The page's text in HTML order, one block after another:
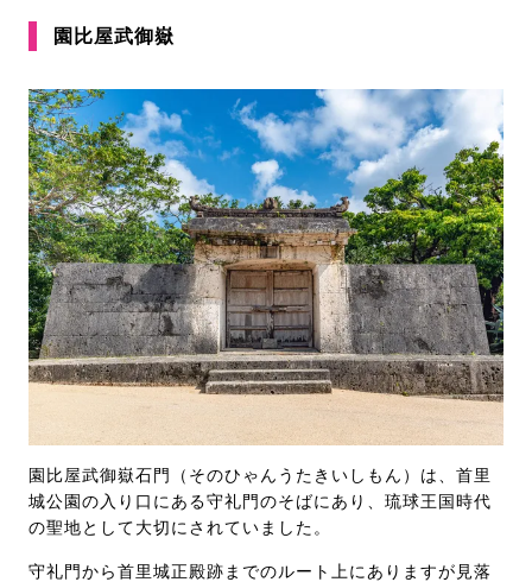
園比屋武御嶽
園比屋武御嶽石門（そのひゃんうたきいしもん）は、首里
城公園の入り口にある守礼門のそばにあり、琉球王国時代
の聖地として大切にされていました。
守礼門から首里城正殿跡までのルート上にありますが見落